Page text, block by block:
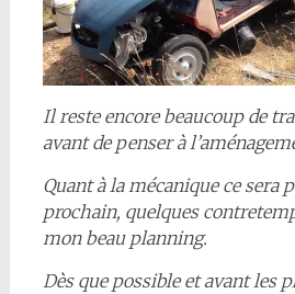
Il reste encore beaucoup de
avant de penser à
Quant à la mécanique ce sera
prochain, quelques
mon beau planning.
Dès que possible et avant les